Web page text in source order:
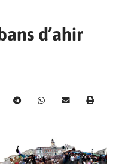
d’ahir